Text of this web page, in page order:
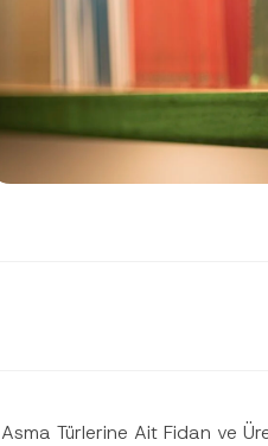
Asma Türlerine Ait Fidan ve